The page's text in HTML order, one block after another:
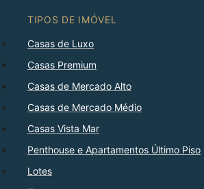
TIPOS DE IMÓVEL
Casas de Luxo
Casas Premium
Casas de Mercado Alto
Casas de Mercado Médio
Casas Vista Mar
Penthouse e Apartamentos Último Piso
Lotes